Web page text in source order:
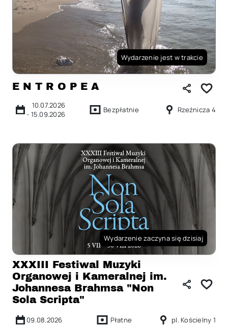
Wydarzenie jest w trakcie
E N T R O P E A
10.07.2026
- 15.09.2026 Bezpłatnie Rzeźnicza 4
Wydarzenie zaczyna się dzisiaj
XXXIII Festiwal Muzyki
Organowej i Kameralnej im.
Johannesa Brahmsa "Non
Sola Scripta"
09.08.2026 Płatne pl. Kościelny 1